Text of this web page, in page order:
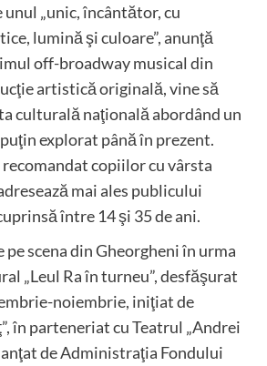
unul „unic, încântător, cu
lumină şi culoare”, anunţă
off-broadway musical din
artistică originală, vine să
culturală naţională abordând un
explorat până în prezent.
copiilor cu vârsta
mai ales publicului
între 14 şi 35 de ani.
scena din Gheorgheni în urma
„Leul Ra în turneu”, desfăşurat
noiembrie, iniţiat de
în parteneriat cu Teatrul „Andrei
de Administraţia Fondului